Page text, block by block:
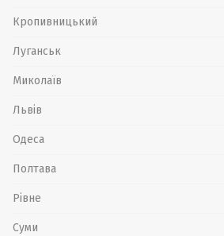
Кропивницький
Луганськ
Миколаїв
Львів
Одеса
Полтава
Рівне
Суми